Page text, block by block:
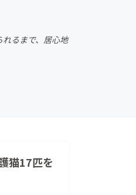
るまで、居心地
猫17匹を